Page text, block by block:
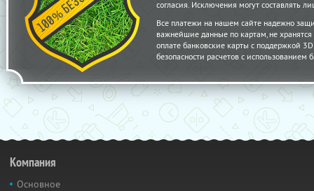
согласия. Исключения могут составлять
Все платежи на нашем сайте надежно
важнейшие данные по картам, не
оплате банковские карты с поддержкой
безопасности расчетов с использованием
Компания
Основное